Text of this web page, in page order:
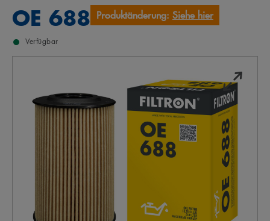
OE 688 Produktänderung: Siehe hier
Verfügbar